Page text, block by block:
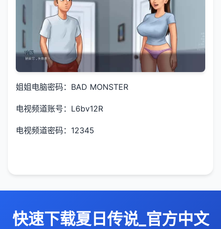
姐姐电脑密码：BAD MONSTER
电视频道账号：L6bv12R
电视频道密码：12345
快速下载夏日传说_官方中文